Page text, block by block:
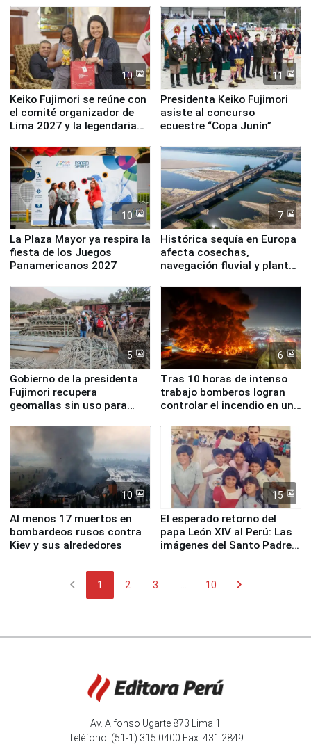
10
Keiko Fujimori se reúne con
el comité organizador de
Lima 2027 y la legendaria
11
Presidenta Keiko Fujimori
asiste al concurso
ecuestre “Copa Junín”
10
La Plaza Mayor ya respira la
fiesta de los Juegos
Panamericanos 2027
7
Histórica sequía en Europa
afecta cosechas,
navegación fluvial y plantas
5
Gobierno de la presidenta
Fujimori recupera
geomallas sin uso para
Fenómeno El Niño
6
Tras 10 horas de intenso
trabajo bomberos logran
controlar el incendio en una
de Chile
10
Al menos 17 muertos en
bombardeos rusos contra
Kiev y sus alrededores
15
El esperado retorno del
papa León XIV al Perú: Las
imágenes del Santo Padre
chevron_left 1 2 3 10 chevron_right
Av. Alfonso Ugarte 873 Lima 1
Teléfono: (51-1) 315 0400 Fax: 431 2849